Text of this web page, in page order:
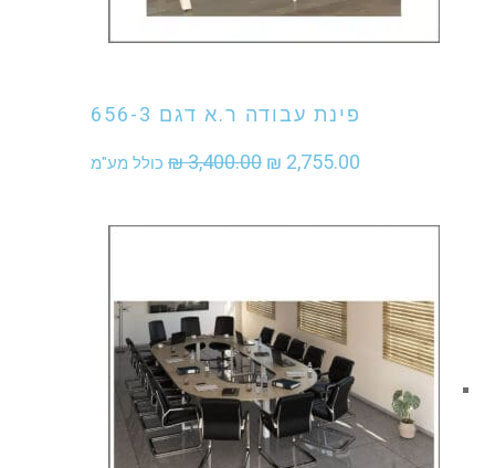
פינת עבודה ר.א דגם 656-3
₪3,400.00
המחיר ₪ 2,755.00
המחיר
כולל מע"מ